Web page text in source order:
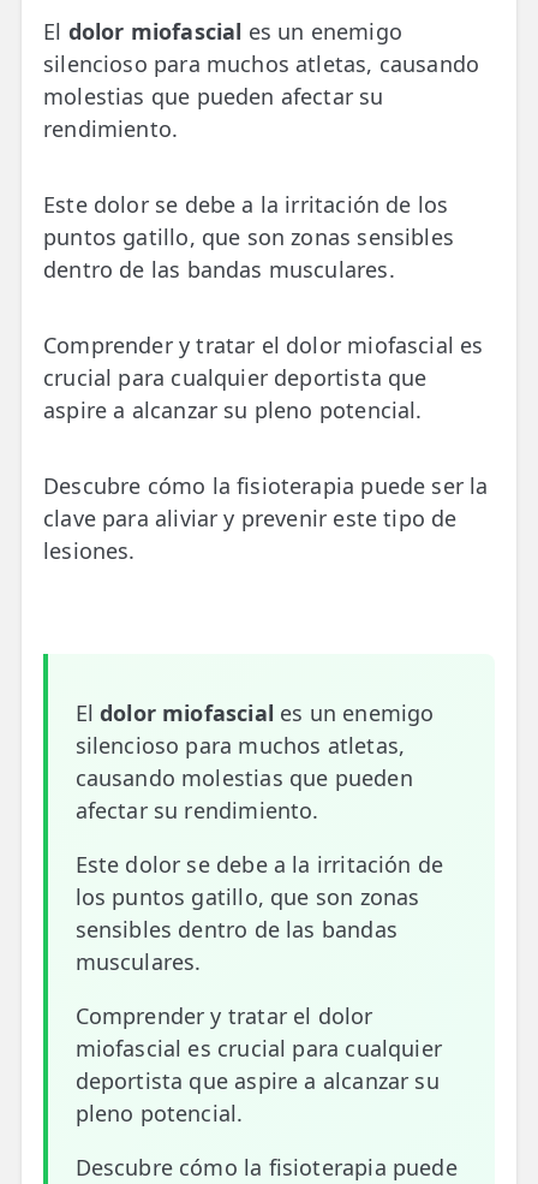
💆‍♀️ Tratamientos
😓 Síntomas
📅 Pedir Cita
🏢 Empresas
UBICACIONES
📍 Barrio del Pilar
📍 Chamberí - Centro
📍 Carabanchel - Usera
🛍️ Tienda Bonos
🛍️ Tienda Productos Fisioterapia
🎁 Tarjetas Regalo
🛒 Carrito
❤️ Ofertas
CONTACTO
☎️ 91 005 23 63
📧 Contacta
ESPECIALIDADES
🩻 Fisioterapia Traumatológica
El dolor miofascial es un enemigo
silencioso para muchos atletas, causando
molestias que pueden afectar su
rendimiento.
Este dolor se debe a la irritación de los
puntos gatillo, que son zonas sensibles
dentro de las bandas musculares.
Comprender y tratar el dolor miofascial es
crucial para cualquier deportista que
aspire a alcanzar su pleno potencial.
Descubre cómo la fisioterapia puede ser la
clave para aliviar y prevenir este tipo de
lesiones.
Eldolor miofascial es un enemigo
silencioso para muchos atletas,
causando molestias que pueden
afectar su rendimiento.
Este dolor se debe a la irritación de
los puntos gatillo, que son zonas
sensibles dentro de las bandas
musculares.
Comprender y tratar el dolor
miofascial es crucial para cualquier
deportista que aspire a alcanzar su
pleno potencial.
Descubre cómo la fisioterapia puede